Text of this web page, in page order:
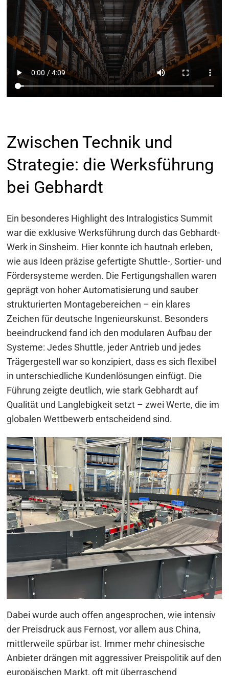
Zwischen Technik und
Strategie: die Werksführung
bei Gebhardt
Ein besonderes Highlight des Intralogistics Summit
war die exklusive Werksführung durch das Gebhardt-
Werk in Sinsheim. Hier konnte ich hautnah erleben,
wie aus Ideen präzise gefertigte Shuttle-, Sortier- und
Fördersysteme werden. Die Fertigungshallen waren
geprägt von hoher Automatisierung und sauber
strukturierten Montagebereichen – ein klares
Zeichen für deutsche Ingenieurskunst. Besonders
beeindruckend fand ich den modularen Aufbau der
Systeme: Jedes Shuttle, jeder Antrieb und jedes
Trägergestell war so konzipiert, dass es sich flexibel
in unterschiedliche Kundenlösungen einfügt. Die
Führung zeigte deutlich, wie stark Gebhardt auf
Qualität und Langlebigkeit setzt – zwei Werte, die im
globalen Wettbewerb entscheidend sind.
Dabei wurde auch offen angesprochen, wie intensiv
der Preisdruck aus Fernost, vor allem aus China,
mittlerweile spürbar ist. Immer mehr chinesische
Anbieter drängen mit aggressiver Preispolitik auf den
europäischen Markt, oft mit überraschend
Beitragsnavigation